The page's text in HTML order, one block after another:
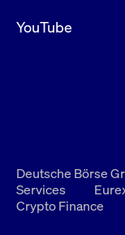
YouTube
Deutsche Börse
Services
Crypto Finance